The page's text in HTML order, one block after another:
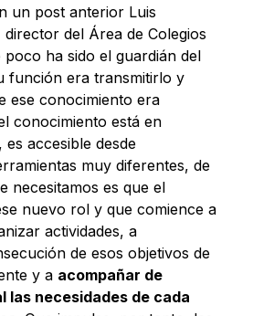
un post anterior Luis
del Área de Colegios
poco ha sido el guardián del
función era transmitirlo y
ese conocimiento era
conocimiento está en
es accesible desde
muy diferentes, de
necesitamos es que el
nuevo rol y que comience a
actividades, a
de esos objetivos de
y a acompañar de
las necesidades de cada